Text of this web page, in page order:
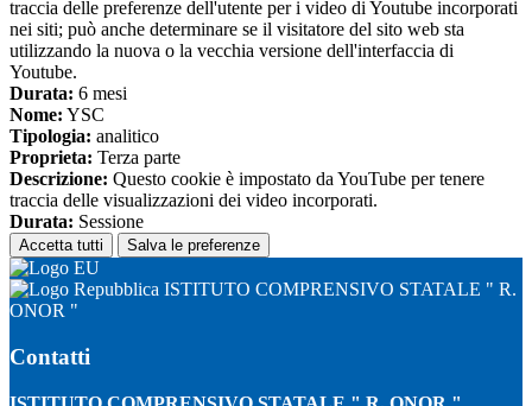
traccia delle preferenze dell'utente per i video di Youtube incorporati
nei siti; può anche determinare se il visitatore del sito web sta
utilizzando la nuova o la vecchia versione dell'interfaccia di
Youtube.
Durata: 6 mesi
Nome: YSC
Tipologia: analitico
Proprieta: Terza parte
Descrizione: Questo cookie è impostato da YouTube per tenere
traccia delle visualizzazioni dei video incorporati.
Durata: Sessione
Accetta tutti Salva le preferenze
ISTITUTO COMPRENSIVO STATALE " R.
ONOR "
Contatti